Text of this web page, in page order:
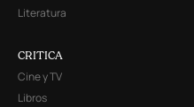
Literatura
CRITICA
Cine y TV
Libros